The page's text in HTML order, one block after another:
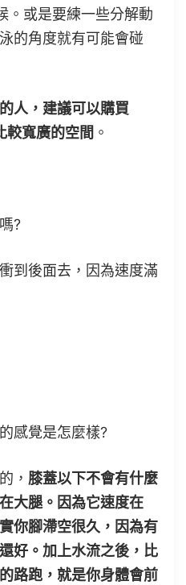
。或是要練一些分解動
的角度就有可能會碰
人，建議可以購買
較寬廣的空間 。
?
到後面去，因為速度滿
感覺是怎麼樣?
， 膝蓋以下不會有什麼
大腿。因為它速度在
你腳滯空很久，因為有
好。加上水流之後，比
路跑，就是你身體會前